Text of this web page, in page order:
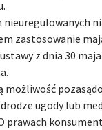
nieuregulowanych
zastosowanie
z dnia 30
możliwość
ugody lub
prawach